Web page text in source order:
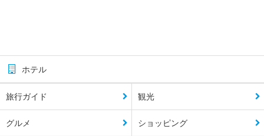
ホテル
旅行ガイド 観光
グルメ ショッピング